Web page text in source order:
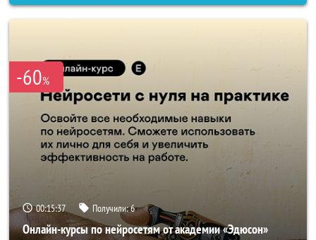
-60%
00:15:37 Получили:6
Онлайн-курсы по нейросетям от академии «Эдюсон»